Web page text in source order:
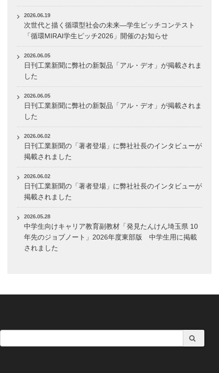
2026.06.19
次世代と描く循環型社会の未来―学生ピッチコンテスト
「循環MIRAI学生ピッチ2026」開催のお知らせ
2026.06.05
日刊工業新聞に弊社の新製品「アル・デオ」が掲載されま
した
2026.06.05
日刊工業新聞に弊社の新製品「アル・デオ」が掲載されま
した
2026.06.02
日刊工業新聞の「著者登場」に弊社社長のインタビューが
掲載されました
2026.06.02
日刊工業新聞の「著者登場」に弊社社長のインタビューが
掲載されました
2026.05.28
中学生向けキャリア教育副教材「発見たんけん埼玉県 10
年先のジョブノート」2026年度東部版 中学生用に掲載
されました